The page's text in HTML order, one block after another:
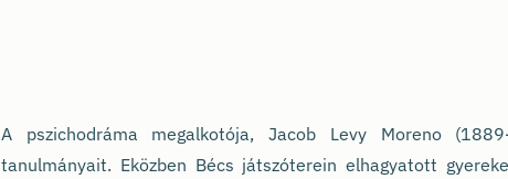
A pszichodráma megalkotója, Jacob Levy Moreno
tanulmányait. Eközben Bécs játszóterein elhagyatott